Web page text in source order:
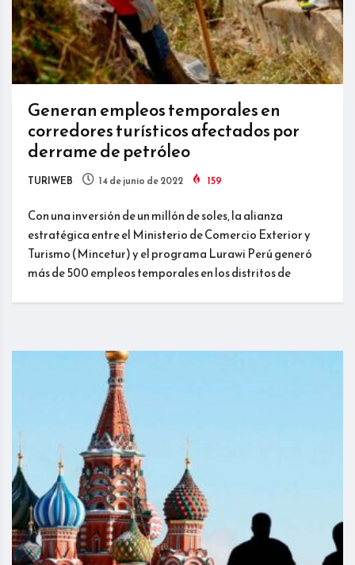
Generan empleos temporales en
corredores turísticos afectados por
derrame de petróleo
TURIWEB 14 de junio de 2022 159
Con una inversión de un millón de soles, la alianza
estratégica entre el Ministerio de Comercio Exterior y
Turismo (Mincetur) y el programa Lurawi Perú generó
más de 500 empleos temporales en los distritos de